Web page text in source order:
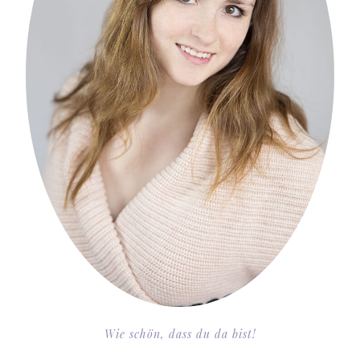
Wie schön, dass du da bist!